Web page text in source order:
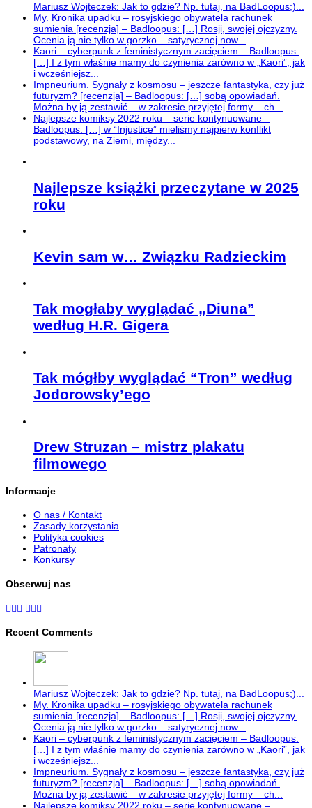
Mariusz Wojteczek: Jak to gdzie? Np. tutaj, na BadLoopus;)...
My. Kronika upadku – rosyjskiego obywatela rachunek
sumienia [recenzja] – Badloopus: […] Rosji, swojej ojczyzny.
Ocenia ją nie tylko w gorzko – satyrycznej now...
Kaori – cyberpunk z feministycznym zacięciem – Badloopus:
[…] I z tym właśnie mamy do czynienia zarówno w „Kaori”, jak
i wcześniejsz...
Impneurium. Sygnały z kosmosu – jeszcze fantastyka, czy już
futuryzm? [recenzja] – Badloopus: […] sobą opowiadań.
Można by ją zestawić – w zakresie przyjętej formy – ch...
Najlepsze komiksy 2022 roku – serie kontynuowane –
Badloopus: […] w “Injustice” mieliśmy najpierw konflikt
podstawowy, na Ziemi, między...
Najlepsze książki przeczytane w 2025
roku
Kevin sam w… Związku Radzieckim
Tak mogłaby wyglądać „Diuna”
według H.R. Gigera
Tak mógłby wyglądać “Tron” według
Jodorowsky’ego
Drew Struzan – mistrz plakatu
filmowego
Informacje
O nas / Kontakt
Zasady korzystania
Polityka cookies
Patronaty
Konkursy
Obserwuj nas
Recent Comments
Mariusz Wojteczek: Jak to gdzie? Np. tutaj, na BadLoopus;)...
My. Kronika upadku – rosyjskiego obywatela rachunek
sumienia [recenzja] – Badloopus: […] Rosji, swojej ojczyzny.
Ocenia ją nie tylko w gorzko – satyrycznej now...
Kaori – cyberpunk z feministycznym zacięciem – Badloopus:
[…] I z tym właśnie mamy do czynienia zarówno w „Kaori”, jak
i wcześniejsz...
Impneurium. Sygnały z kosmosu – jeszcze fantastyka, czy już
futuryzm? [recenzja] – Badloopus: […] sobą opowiadań.
Można by ją zestawić – w zakresie przyjętej formy – ch...
Najlepsze komiksy 2022 roku – serie kontynuowane –